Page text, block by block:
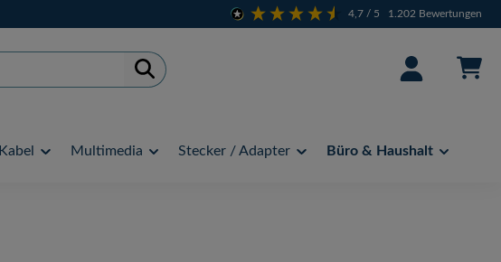
4,7 / 5 1.202 Bewertungen
Kabel Multimedia Stecker / Adapter Büro & Haushalt